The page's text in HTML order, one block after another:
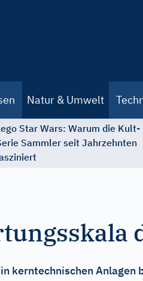
Natur & Umwelt
Star Wars: Warum die Kult-
Sammler seit Jahrzehnten
kerntechnischen Anlagen